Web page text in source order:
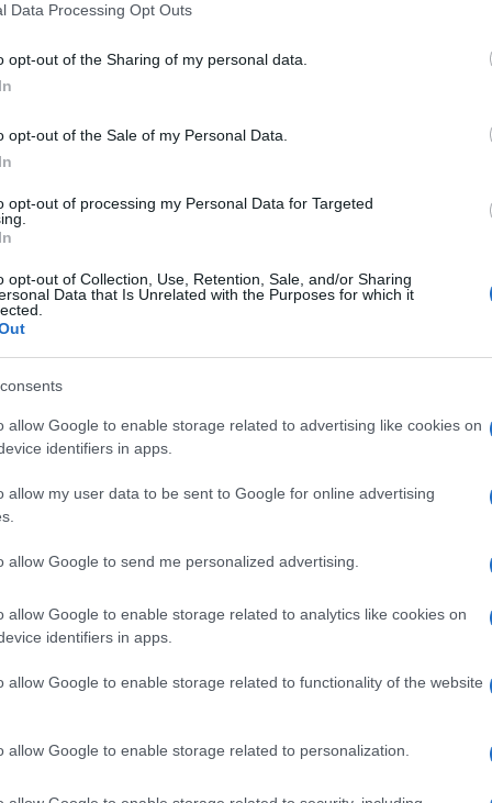
Data Processing Opt Outs
opt-out of the Sharing of my personal data.
opt-out of the Sale of my Personal Data.
opt-out of processing my Personal Data for Targeted
opt-out of Collection, Use, Retention, Sale, and/or Sharing
Data that Is Unrelated with the Purposes for which it
allow Google to enable storage related to advertising like cookies on
identifiers in apps.
allow my user data to be sent to Google for online advertising
allow Google to send me personalized advertising.
allow Google to enable storage related to analytics like cookies on
identifiers in apps.
allow Google to enable storage related to functionality of the website
allow Google to enable storage related to personalization.
συνδέει το ζήτημα με την ευρύτερη
Τουρκίας στην Ανατολική Μεσόγειο και τη
κάνει ειδική αναφορά στη συνεχιζόμενη
ρητορική της Άγκυρας κατά του
η Τουρκία αποτελεί μέλος του
ότι υπό τις παρούσες
να θεωρηθεί αξιόπιστος εταίρος.
τον Ντόναλντ Τραμπ να παραμείνει πιστός
του το 2019, προειδοποιώντας ότι
θα έστελνε ένα εντελώς λανθασμένο μήνυμα
όσο και προς τους στρατηγικούς
στην Ευρώπη και τη Μέση Ανατολή.
Tweet